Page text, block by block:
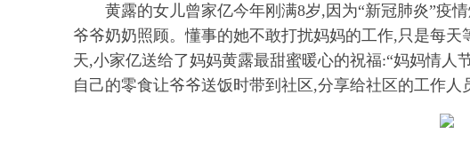
黄露的女儿曾家亿今年刚满8岁,因为“新冠肺炎”疫
爷爷奶奶照顾。懂事的她不敢打扰妈妈的工作,只是每
天,小家亿送给了妈妈黄露最甜蜜暖心的祝福:“妈妈情
自己的零食让爷爷送饭时带到社区,分享给社区的工作人